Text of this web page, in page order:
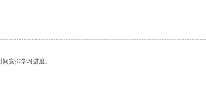
安排学习进度。